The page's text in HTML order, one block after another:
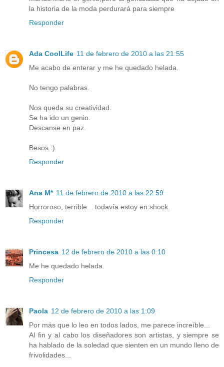
la historia de la moda perdurará para siempre
Responder
Ada CoolLife 11 de febrero de 2010 a las 21:55
Me acabo de enterar y me he quedado helada.
No tengo palabras.
Nos queda su creatividad.
Se ha ido un genio.
Descanse en paz.
Besos :)
Responder
Ana M* 11 de febrero de 2010 a las 22:59
Horroroso, terrible... todavía estoy en shock.
Responder
Princesa 12 de febrero de 2010 a las 0:10
Me he quedado helada.
Responder
Paola 12 de febrero de 2010 a las 1:09
Por más que lo leo en todos lados, me parece increíble...
Al fin y al cabo los diseñadores son artistas, y siempre se
ha hablado de la soledad que sienten en un mundo lleno de
frivolidades...